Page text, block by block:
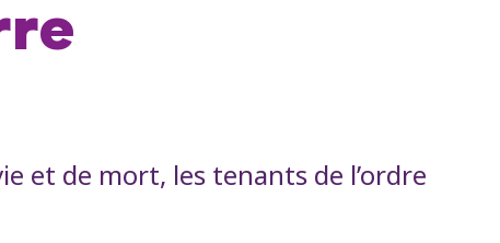
et de mort, les tenants de l’ordre